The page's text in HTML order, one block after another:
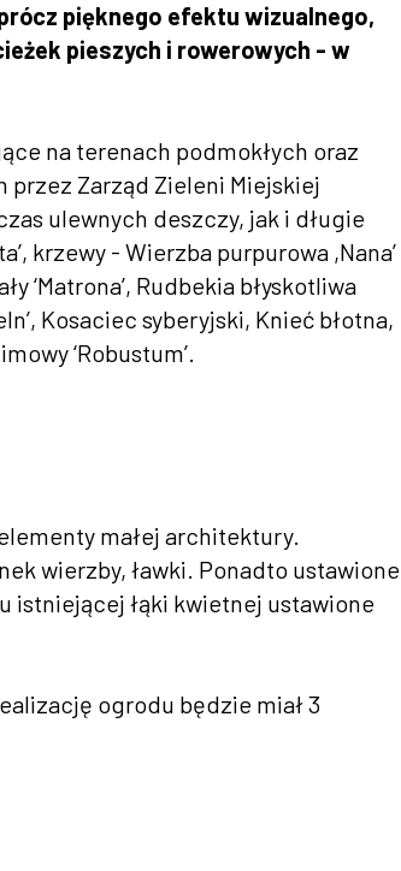
pięknego efektu wizualnego,
pieszych i rowerowych - w
na terenach podmokłych oraz
Zarząd Zieleni Miejskiej
ulewnych deszczy, jak i długie
krzewy - Wierzba purpurowa ,Nana’
‘Matrona’, Rudbekia błyskotliwa
Kosaciec syberyjski, Knieć błotna,
‘Robustum’.
małej architektury.
wierzby, ławki. Ponadto ustawione
istniejącej łąki kwietnej ustawione
ogrodu będzie miał 3